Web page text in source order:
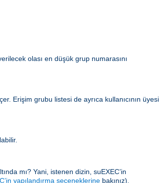
olası en düşük grup numarasını
Erişim grubu listesi de ayrıca kullanıcının üyesi
mı? Yani, istenen dizin, suEXEC’in
yapılandırma seçeneklerine bakınız).